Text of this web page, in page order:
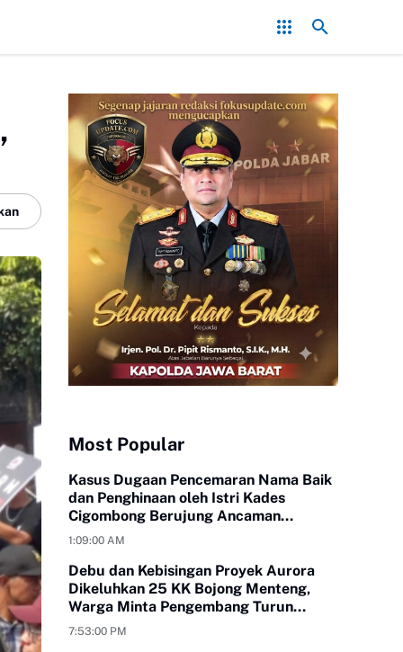
Redam Konflik, Kapolres Bogor Minta PT PMC Tunda Aktivitas di
Most Popular
Kasus Dugaan Pencemaran Nama Baik
dan Penghinaan oleh Istri Kades
Cigombong Berujung Ancaman
Laporan Polisi
1:09:00 AM
Debu dan Kebisingan Proyek Aurora
Dikeluhkan 25 KK Bojong Menteng,
Warga Minta Pengembang Turun
Tangan
7:53:00 PM